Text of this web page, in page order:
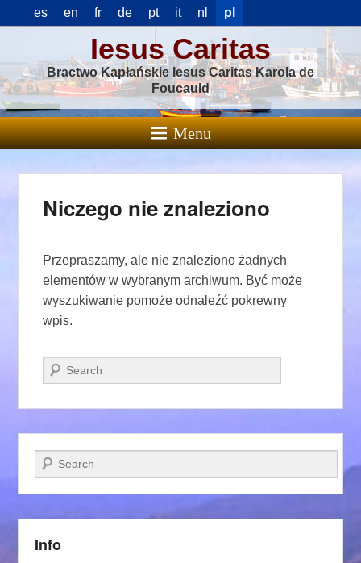
es en fr de pt it nl pl
Iesus Caritas
Bractwo Kapłańskie Iesus Caritas Karola de
Foucauld
Menu
Niczego nie znaleziono
Przepraszamy, ale nie znaleziono żadnych
elementów w wybranym archiwum. Być może
wyszukiwanie pomoże odnaleźć pokrewny
wpis.
Szukaj
Szukaj
Info